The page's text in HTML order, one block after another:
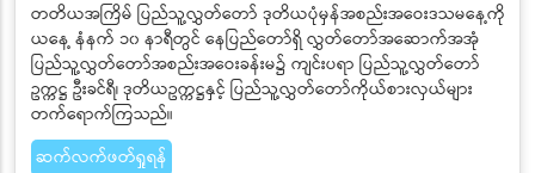
တတိယအကြိမ် ပြည်သူ့လွှတ်တော် ဒုတိယပုံမှန်အစည်းအဝေးဒသမနေ့ကို
ယနေ့ နံနက် ၁၀ နာရီတွင် နေပြည်တော်ရှိ လွှတ်တော်အဆောက်အအုံ
ပြည်သူ့လွှတ်တော်အစည်းအဝေးခန်းမ၌ ကျင်းပရာ ပြည်သူ့လွှတ်တော်
ဥက္ကဋ္ဌ ဦးခင်ရီ၊ ဒုတိယဥက္ကဋ္ဌနှင့် ပြည်သူ့လွှတ်တော်ကိုယ်စားလှယ်များ
တက်ရောက်ကြသည်။
ဆက်လက်ဖတ်ရှုရန်